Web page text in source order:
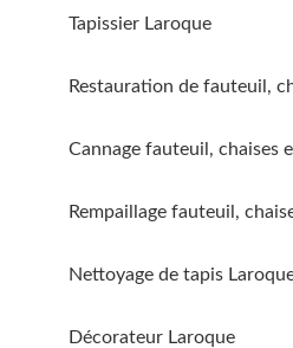
Tapissier Laroque
Restauration de fauteuil,
Cannage fauteuil, chaises
Rempaillage fauteuil,
Nettoyage de tapis
Décorateur Laroque